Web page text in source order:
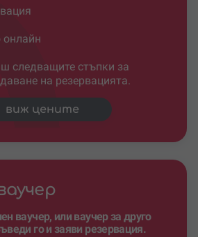
онлайн
следващите стъпки за
на резервацията.
виж цените
ваучер, или ваучер за друго
го и заяви резервация.